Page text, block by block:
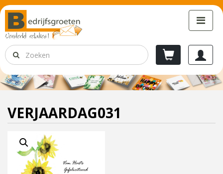
VERJAARDAG031